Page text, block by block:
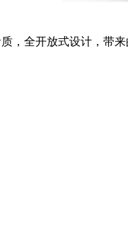
，全开放式设计，带